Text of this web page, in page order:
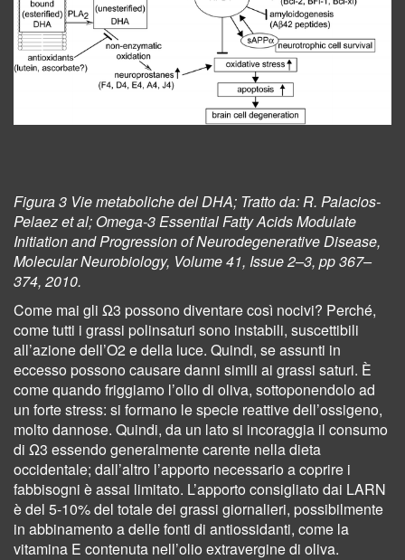
Figura 3 Vie metaboliche del DHA; Tratto da: R. Palacios-
Pelaez et al; Omega-3 Essential Fatty Acids Modulate
Initiation and Progression of Neurodegenerative Disease,
Molecular Neurobiology, Volume 41, Issue 2–3, pp 367–
374, 2010.
Come mai gli Ω3 possono diventare così nocivi? Perché,
come tutti i grassi polinsaturi sono instabili, suscettibili
all’azione dell’O2 e della luce. Quindi, se assunti in
eccesso possono causare danni simili ai grassi saturi. È
come quando friggiamo l’olio di oliva, sottoponendolo ad
un forte stress: si formano le specie reattive dell’ossigeno,
molto dannose. Quindi, da un lato si incoraggia il consumo
di Ω3 essendo generalmente carente nella dieta
occidentale; dall’altro l’apporto necessario a coprire i
fabbisogni è assai limitato. L’apporto consigliato dai LARN
è del 5-10% del totale dei grassi giornalieri, possibilmente
in abbinamento a delle fonti di antiossidanti, come la
vitamina E contenuta nell’olio extravergine di oliva.